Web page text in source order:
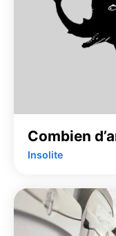
Combien
Insolite